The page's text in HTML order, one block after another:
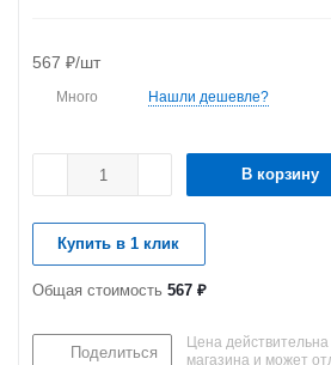
567 ₽/шт
Много Нашли дешевле?
В корзину
Купить в 1 клик
Общая стоимость 567 ₽
Поделиться
Цена
магазина и может